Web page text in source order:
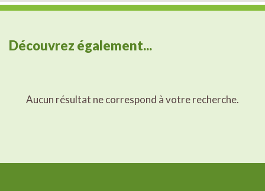
Découvrez également...
Aucun résultat ne correspond à votre recherche.